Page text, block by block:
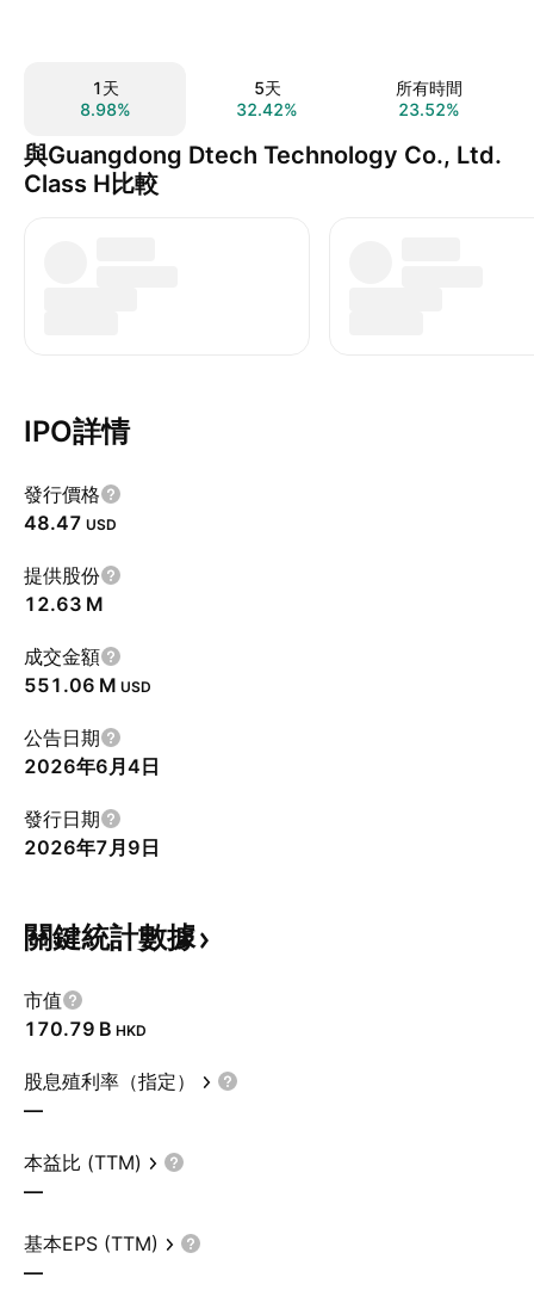
1天
8.98%
5天
32.42%
所有時間
23.52%
與Guangdong Dtech Technology Co., Ltd.
Class H比較
IPO詳情
發行價格
48.47 USD
提供股份
‪12.63 M‬
成交金額
‪551.06 M‬ USD
公告日期
2026年6月4日
發行日期
2026年7月9日
關鍵統計數據
市值
‪170.79 B‬ HKD
股息殖利率（指定）
—
本益比 (TTM)
—
基本EPS (TTM)
—